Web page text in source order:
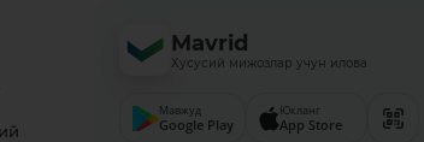
Mavrid
Хусусий мижозлар учун илова
Мавжуд
Google Play
Юкланг
App Store